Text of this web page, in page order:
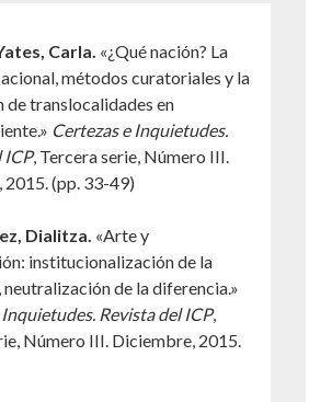
Carla. «¿Qué nación? La
métodos curatoriales y la
de translocalidades en
Certezas e Inquietudes.
ICP, Tercera serie, Número III.
(pp. 33-49)
Dialitza. «Arte y
institucionalización de la
de la diferencia.»
Revista del ICP,
Número III. Diciembre, 2015.